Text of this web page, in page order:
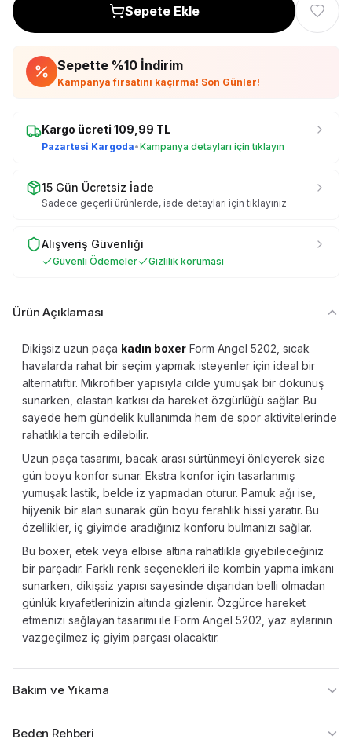
Sepete Ekle
Sepette %10 İndirim
Kampanya fırsatını kaçırma! Son Günler!
Kargo ücreti 109,99 TL
Pazartesi Kargoda•Kampanya detayları için tıklayın
15 Gün Ücretsiz İade
Sadece geçerli ürünlerde, iade detayları için tıklayınız
Alışveriş Güvenliği
Güvenli Ödemeler Gizlilik koruması
Ürün Açıklaması
Dikişsiz uzun paça kadın boxer Form Angel 5202, sıcak
havalarda rahat bir seçim yapmak isteyenler için ideal bir
alternatiftir. Mikrofiber yapısıyla cilde yumuşak bir dokunuş
sunarken, elastan katkısı da hareket özgürlüğü sağlar. Bu
sayede hem gündelik kullanımda hem de spor aktivitelerinde
rahatlıkla tercih edilebilir.
Uzun paça tasarımı, bacak arası sürtünmeyi önleyerek size
gün boyu konfor sunar. Ekstra konfor için tasarlanmış
yumuşak lastik, belde iz yapmadan oturur. Pamuk ağı ise,
hijyenik bir alan sunarak gün boyu ferahlık hissi yaratır. Bu
özellikler, iç giyimde aradığınız konforu bulmanızı sağlar.
Bu boxer, etek veya elbise altına rahatlıkla giyebileceğiniz
bir parçadır. Farklı renk seçenekleri ile kombin yapma imkanı
sunarken, dikişsiz yapısı sayesinde dışarıdan belli olmadan
günlük kıyafetlerinizin altında gizlenir. Özgürce hareket
etmenizi sağlayan tasarımı ile Form Angel 5202, yaz aylarının
vazgeçilmez iç giyim parçası olacaktır.
Bakım ve Yıkama
Beden Rehberi